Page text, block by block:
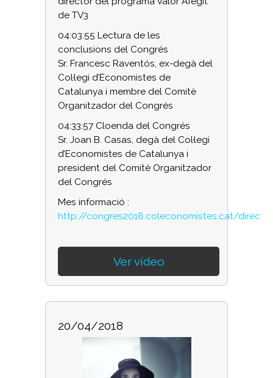
de TV3
04:03:55 Lectura de les
conclusions del Congrés
Sr. Francesc Raventós, ex-degà del
Col·legi d’Economistes de
Catalunya i membre del Comitè
Organitzador del Congrés
04:33:57 Cloenda del Congrés
Sr. Joan B. Casas, degà del Col·legi
d’Economistes de Catalunya i
president del Comitè Organitzador
del Congrés
Mes informació :
http://congres2018.coleconomistes.cat/
Ver vídeo
20/04/2018